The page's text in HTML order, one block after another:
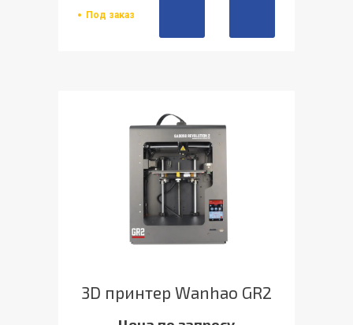
Под заказ
3D принтер Wanhao GR2